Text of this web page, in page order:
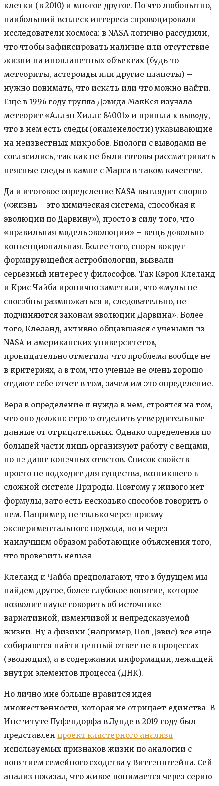
клетки (в 2010) и многое другое. Но что любопытно,
наибольший всплеск интереса спровоцировали
исследователи космоса: в NASA логично рассудили,
что чтобы зафиксировать наличие или отсутствие
жизни на инопланетных объектах (будь то
метеориты, астероиды или другие планеты) –
нужно понимать, что искать или что можно найти.
Еще в 1996 году группа Дэвида МакКея изучала
метеорит «Аллан Хиллс 84001» и пришла к выводу,
что в нем есть следы (окаменелости) указывающие
на неизвестных микробов. Биологи с выводами не
согласились, так как не были готовы рассматривать
неясные следы в камне с Марса в таком качестве.
Да и итоговое определение NASA выглядит спорно
(«жизнь – это химическая система, способная к
эволюции по Дарвину»), просто в силу того, что
«правильная модель эволюции» – вещь довольно
конвенциональная. Более того, споры вокруг
формирующейся астробиологии, вызвали
серьезный интерес у философов. Так Кэрол Клеланд
и Крис Чайба иронично заметили, что «мулы не
способны размножаться и, следовательно, не
подчиняются законам эволюции Дарвина». Более
того, Клеланд, активно общавшаяся с учеными из
NASA и американских университетов,
проницательно отметила, что проблема вообще не
в критериях, а в том, что ученые не очень хорошо
отдают себе отчет в том, зачем им это определение.
Вера в определение и нужда в нем, строятся на том,
что оно должно строго отделить утвердительные
данные от отрицательных. Однако определения по
большей части лишь организуют работу с вещами,
но не дают конечных ответов. Список свойств
просто не подходит для существа, возникшего в
сложной системе Природы. Поэтому у живого нет
формулы, зато есть несколько способов говорить о
нем. Например, не только через призму
экспериментального подхода, но и через
наилучшим образом работающие объяснения того,
что проверить нельзя.
Клеланд и Чайба предполагают, что в будущем мы
найдем другое, более глубокое понятие, которое
позволит науке говорить об источнике
вариативной, изменчивой и непредсказуемой
жизни. Ну а физики (например, Пол Дэвис) все еще
собираются найти ценный ответ не в процессах
(эволюция), а в содержании информации, лежащей
внутри элементов процесса (ДНК).
Но лично мне больше нравится идея
множественности, которая не отрицает единства. В
Институте Пуфендорфа в Лунде в 2019 году был
представлен проект кластерного анализа
используемых признаков жизни по аналогии с
понятием семейного сходства у Витгенштейна. Сей
анализ показал, что живое понимается через серию